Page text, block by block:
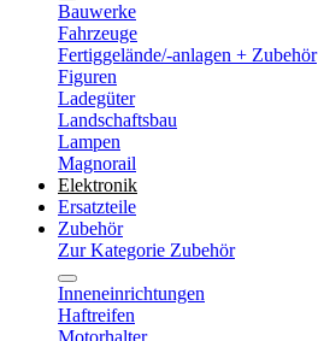
Bauwerke
Fahrzeuge
Fertiggelände/-anlagen + Zubehör
Figuren
Ladegüter
Landschaftsbau
Lampen
Magnorail
Elektronik
Ersatzteile
Zubehör
Zur Kategorie Zubehör
Inneneinrichtungen
Haftreifen
Motorhalter